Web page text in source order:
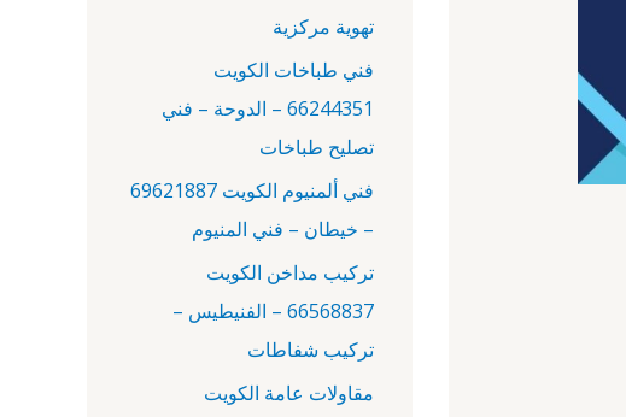
تهوية مركزية
فني طباخات الكويت
66244351 – الدوحة – فني
تصليح طباخات
فني ألمنيوم الكويت 69621887
– خيطان – فني المنيوم
تركيب مداخن الكويت
66568837 – الفنيطيس –
تركيب شفاطات
مقاولات عامة الكويت